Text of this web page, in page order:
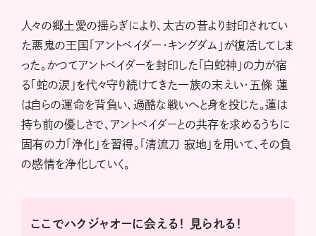
人々の郷土愛の揺らぎにより、太古の昔より封印されてい
た悪鬼の王国「アントベイダー・キングダム」が復活してしま
った。かつてアントベイダーを封印した「白蛇神」の力が宿
る「蛇の涙」を代々守り続けてきた一族の末えい・五條 蓮
は自らの運命を背負い、過酷な戦いへと身を投じた。蓮は
持ち前の優しさで、アントベイダーとの共存を求めるうちに
固有の力「浄化」を習得。「清流刀 寂地」を用いて、その負
の感情を浄化していく。
ここでハクジャオーに会える！ 見られる！